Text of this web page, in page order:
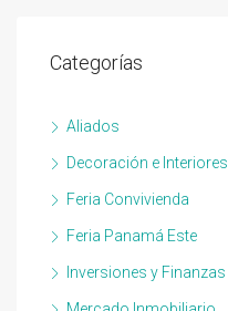
Categorías
Aliados
Decoración e Interiores
Feria Convivienda
Feria Panamá Este
Inversiones y Finanzas